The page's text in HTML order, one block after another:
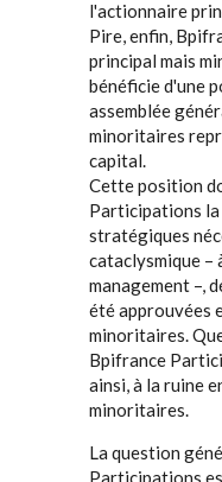
l'actionnaire
Pire, enfin,
principal mais
bénéficie d'une
assemblée
minoritaires
capital.
Cette position
Participations la
stratégiques
cataclysmique –
management –,
été approuvées
minoritaires.
Bpifrance
ainsi, à la ruine
minoritaires.
La question
Participations